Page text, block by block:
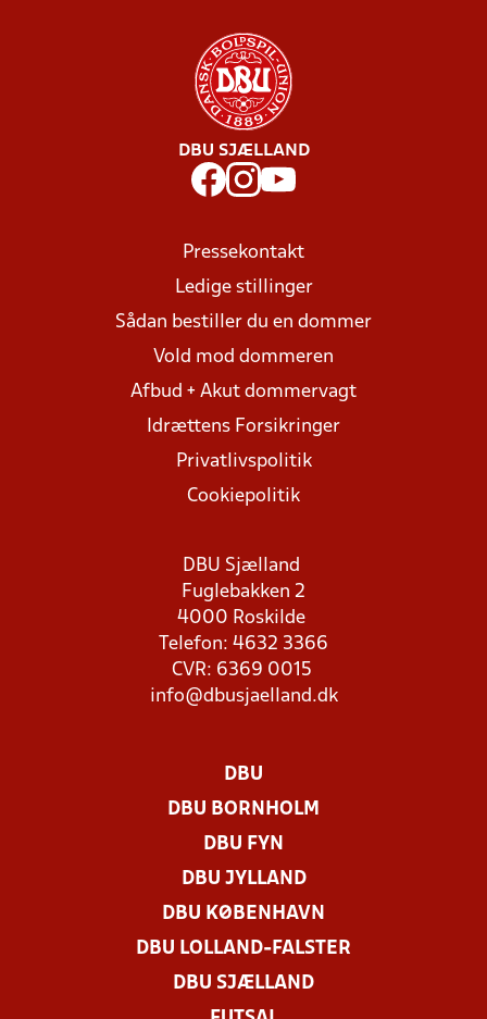
DBU SJÆLLAND
Pressekontakt
Ledige stillinger
Sådan bestiller du en dommer
Vold mod dommeren
Afbud + Akut dommervagt
Idrættens Forsikringer
Privatlivspolitik
Cookiepolitik
DBU Sjælland
Fuglebakken 2
4000 Roskilde
Telefon: 4632 3366
CVR: 6369 0015
info@dbusjaelland.dk
DBU
DBU BORNHOLM
DBU FYN
DBU JYLLAND
DBU KØBENHAVN
DBU LOLLAND-FALSTER
DBU SJÆLLAND